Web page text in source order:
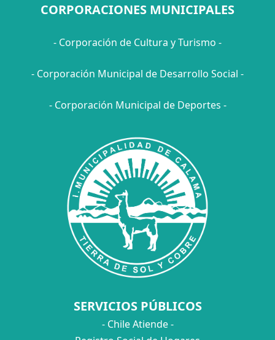
CORPORACIONES MUNICIPALES
- Corporación de Cultura y Turismo -
- Corporación Municipal de Desarrollo Social -
- Corporación Municipal de Deportes -
SERVICIOS PÚBLICOS
- Chile Atiende -